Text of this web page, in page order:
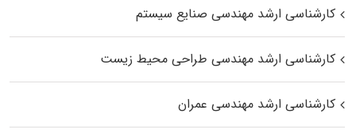
کارشناسی ارشد مهندسی صنایع سیستم
کارشناسی ارشد مهندسی طراحی محیط زیست
کارشناسی ارشد مهندسی عمران